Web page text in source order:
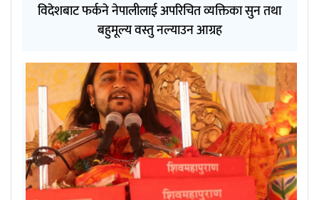
विदेशबाट फर्कने नेपालीलाई अपरिचित व्यक्तिका सुन तथा
बहुमूल्य वस्तु नल्याउन आग्रह